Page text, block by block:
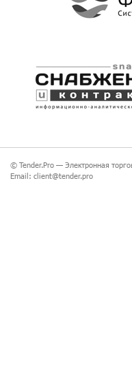
© Tender.Pro — Электронная
Email: client@tender.pro